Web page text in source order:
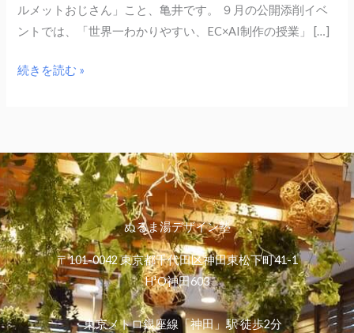
ルメットおじさん」こと、亀井です。 ９月の公開添削イベ
ントでは、「世界一わかりやすい、EC×AI制作の授業」 […]
続きを読む »
ぬるま湯デザイン塾
〒101-0042 東京都千代田区神田東松下町41-1
H¹O神田603
・東京メトロ銀座線「神田」駅 徒歩2分